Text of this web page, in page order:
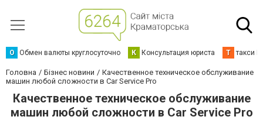
О Обмен валюты круглосуточно К Консультация юриста Т такси
Головна Бізнес новини
Качественное техническое обслуживание
машин любой сложности в Car Service Pro
Качественное техническое обслуживание
машин любой сложности в Car Service Pro